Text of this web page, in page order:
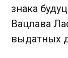
знака
Вацлава
выдатных